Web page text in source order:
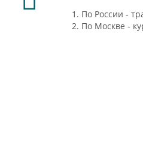
1. По России -
2. По Москве -